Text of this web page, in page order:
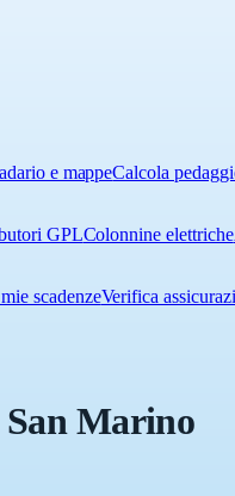
e mappeCalcola
GPLColonnine elettriche
scadenzeVerifica
San Marino